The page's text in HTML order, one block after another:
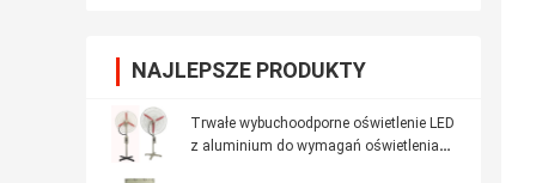
NAJLEPSZE PRODUKTY
Trwałe wybuchoodporne oświetlenie LED
z aluminium do wymagań oświetlenia